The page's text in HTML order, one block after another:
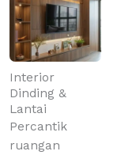
Interior
Dinding &
Lantai
Percantik
ruangan